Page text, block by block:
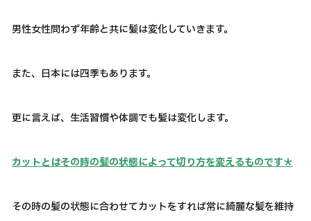
男性女性問わず年齢と共に髪は変化していきます。
また、日本には四季もあります。
更に言えば、生活習慣や体調でも髪は変化します。
カットとはその時の髪の状態によって切り方を変えるものです＊
その時の髪の状態に合わせてカットをすれば常に綺麗な髪を維持